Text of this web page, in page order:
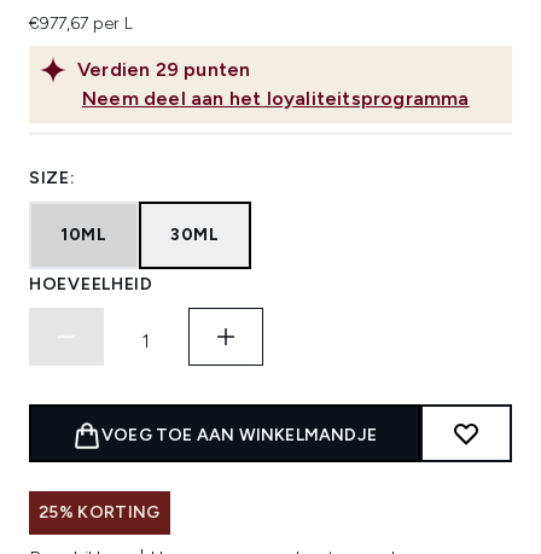
Verdien 29 punten
Neem deel aan het loyaliteitsprogramma
€977,67 per L
SIZE:
10ML 30ML
HOEVEELHEID
VOEG TOE AAN WINKELMANDJE
25% KORTING